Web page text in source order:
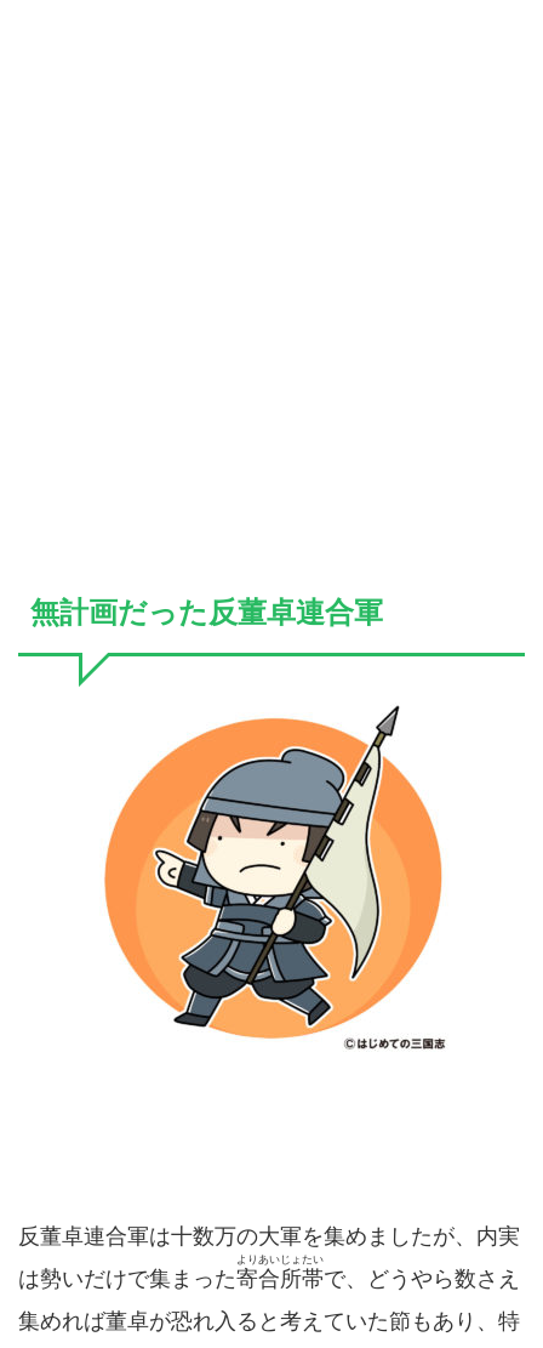
無計画だった反董卓連合軍
反董卓連合軍は十数万の大軍を集めましたが、内実
は勢いだけで集まった寄合所帯
よりあいじょたい
で、どうやら数さえ
集めれば董卓が恐れ入ると考えていた節もあり、特